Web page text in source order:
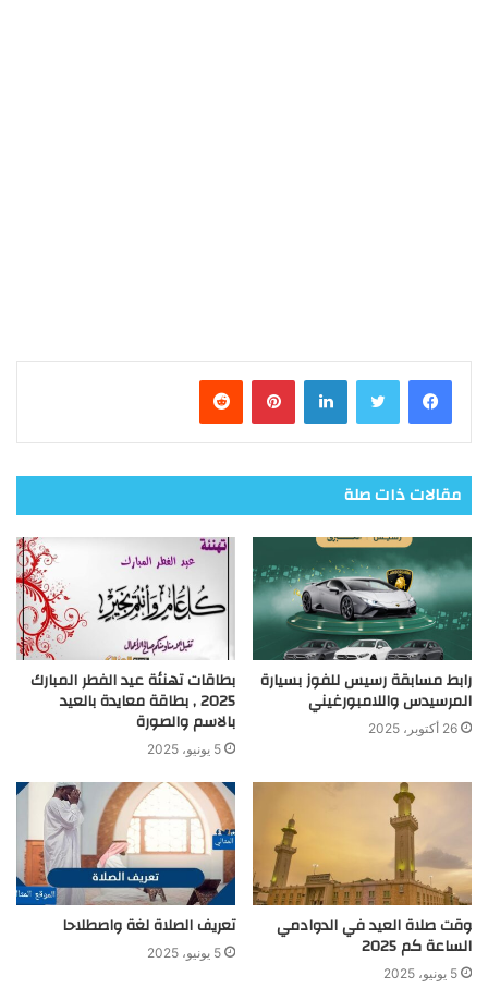
فيسبوك تويتر لينكدإن بينتيريست
مقالات ذات صلة
رابط مسابقة رسيس للفوز بسيارة
المرسيدس واللامبورغيني
26 أكتوبر، 2025
بطاقات تهنئة عيد الفطر المبارك
2025 , بطاقة معايدة بالعيد
بالاسم والصورة
5 يونيو، 2025
وقت صلاة العيد في الدوادمي
الساعة كم 2025
5 يونيو، 2025
تعريف الصلاة لغة واصطلاحا
5 يونيو، 2025